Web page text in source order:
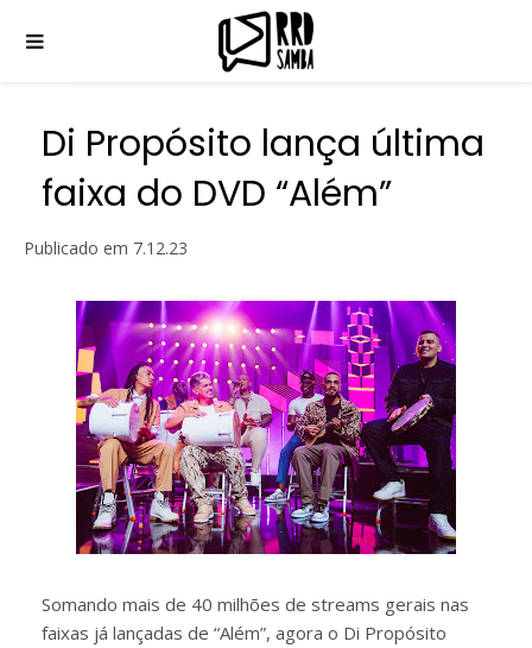
Di Propósito lança última
faixa do DVD “Além”
Publicado em 7.12.23
Somando mais de 40 milhões de streams gerais nas
faixas já lançadas de “Além”, agora o Di Propósito